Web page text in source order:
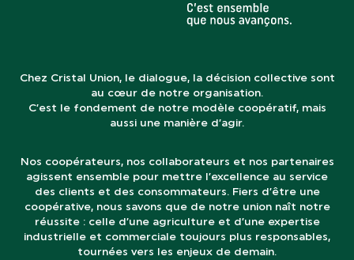
Chez Cristal Union, le dialogue, la décision collective sont
au cœur de notre organisation.
C’est le fondement de notre modèle coopératif, mais
aussi une manière d’agir.
Nos coopérateurs, nos collaborateurs et nos partenaires
agissent ensemble pour mettre l’excellence au service
des clients et des consommateurs. Fiers d’être une
coopérative, nous savons que de notre union naît notre
réussite : celle d’une agriculture et d’une expertise
industrielle et commerciale toujours plus responsables,
tournées vers les enjeux de demain.